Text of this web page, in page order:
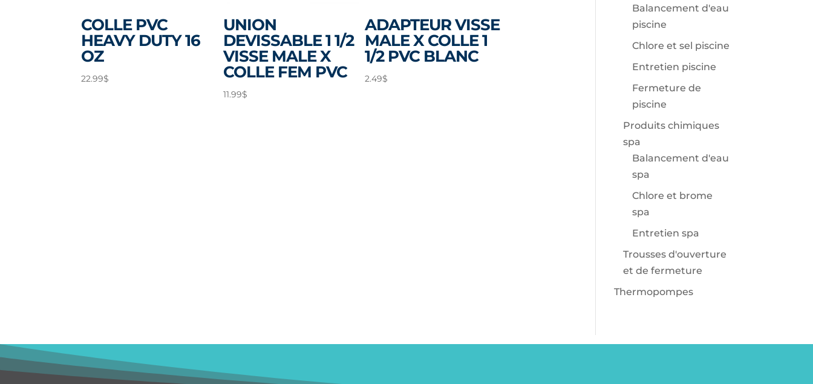
COLLE PVC
HEAVY DUTY 16
OZ
22.99$
UNION
DEVISSABLE 1 1/2
VISSE MALE X
COLLE FEM PVC
11.99$
ADAPTEUR VISSE
MALE X COLLE 1
1/2 PVC BLANC
2.49$
Balancement d'eau
piscine
Chlore et sel piscine
Entretien piscine
Fermeture de
piscine
Produits chimiques
spa
Balancement d'eau
spa
Chlore et brome
spa
Entretien spa
Trousses d'ouverture
et de fermeture
Thermopompes